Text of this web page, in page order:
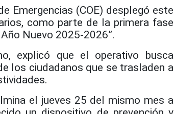
Emergencias (COE) desplegó este
como parte de la primera fase
Nuevo 2025-2026”.
explicó que el operativo busca
los ciudadanos que se trasladen a
el jueves 25 del mismo mes a